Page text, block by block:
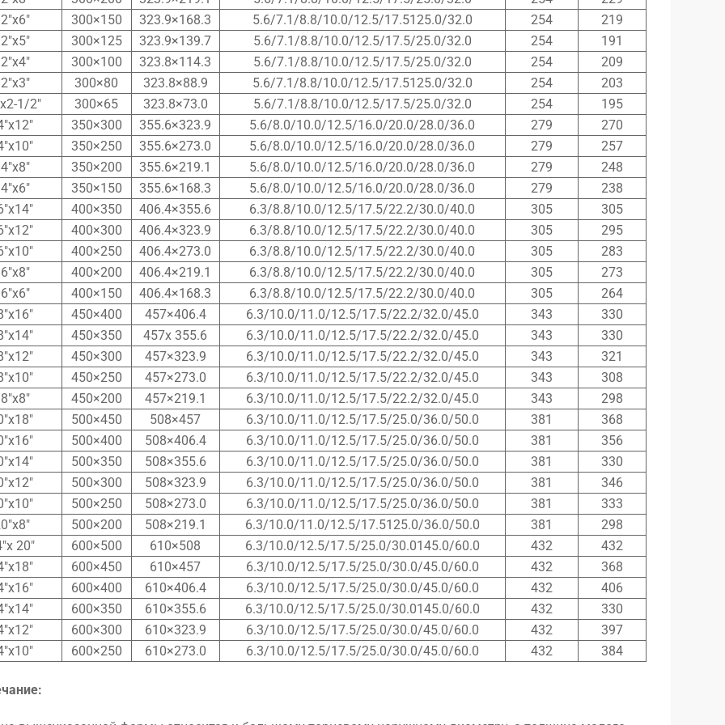
300×150 323.9×168.3 5.6/7.1/8.8/10.0/12.5/17.5125.0/32.0 254
219
300×125 323.9×139.7 5.6/7.1/8.8/10.0/12.5/17.5/25.0/32.0 254
191
300×100 323.8×114.3 5.6/7.1/8.8/10.0/12.5/17.5/25.0/32.0 254
209
300×80 323.8×88.9 5.6/7.1/8.8/10.0/12.5/17.5125.0/32.0 254
203
1/2″
300×65 323.8×73.0 5.6/7.1/8.8/10.0/12.5/17.5/25.0/32.0 254
195
350×300 355.6×323.9 5.6/8.0/10.0/12.5/16.0/20.0/28.0/36.0 279
270
350×250 355.6×273.0 5.6/8.0/10.0/12.5/16.0/20.0/28.0/36.0 279
257
350×200 355.6×219.1 5.6/8.0/10.0/12.5/16.0/20.0/28.0/36.0 279
248
350×150 355.6×168.3 5.6/8.0/10.0/12.5/16.0/20.0/28.0/36.0 279
238
400×350 406.4×355.6 6.3/8.8/10.0/12.5/17.5/22.2/30.0/40.0 305
305
400×300 406.4×323.9 6.3/8.8/10.0/12.5/17.5/22.2/30.0/40.0 305
295
400×250 406.4×273.0 6.3/8.8/10.0/12.5/17.5/22.2/30.0/40.0 305
283
400×200 406.4×219.1 6.3/8.8/10.0/12.5/17.5/22.2/30.0/40.0 305
273
400×150 406.4×168.3 6.3/8.8/10.0/12.5/17.5/22.2/30.0/40.0 305
264
450×400 457×406.4 6.3/10.0/11.0/12.5/17.5/22.2/32.0/45.0 343
330
450×350 457x 355.6 6.3/10.0/11.0/12.5/17.5/22.2/32.0/45.0 343
330
450×300 457×323.9 6.3/10.0/11.0/12.5/17.5/22.2/32.0/45.0 343
321
450×250 457×273.0 6.3/10.0/11.0/12.5/17.5/22.2/32.0/45.0 343
308
450×200 457×219.1 6.3/10.0/11.0/12.5/17.5/22.2/32.0/45.0 343
298
500×450 508×457 6.3/10.0/11.0/12.5/17.5/25.0/36.0/50.0 381
368
500×400 508×406.4 6.3/10.0/11.0/12.5/17.5/25.0/36.0/50.0 381
356
500×350 508×355.6 6.3/10.0/11.0/12.5/17.5/25.0/36.0/50.0 381
330
500×300 508×323.9 6.3/10.0/11.0/12.5/17.5/25.0/36.0/50.0 381
346
500×250 508×273.0 6.3/10.0/11.0/12.5/17.5/25.0/36.0/50.0 381
333
500×200 508×219.1 6.3/10.0/11.0/12.5/17.5125.0/36.0/50.0 381
298
20″
600×500 610×508 6.3/10.0/12.5/17.5/25.0/30.0145.0/60.0 432
432
600×450 610×457 6.3/10.0/12.5/17.5/25.0/30.0/45.0/60.0 432
368
600×400 610×406.4 6.3/10.0/12.5/17.5/25.0/30.0/45.0/60.0 432
406
600×350 610×355.6 6.3/10.0/12.5/17.5/25.0/30.0145.0/60.0 432
330
600×300 610×323.9 6.3/10.0/12.5/17.5/25.0/30.0/45.0/60.0 432
397
600×250 610×273.0 6.3/10.0/12.5/17.5/25.0/30.0/45.0/60.0 432 384